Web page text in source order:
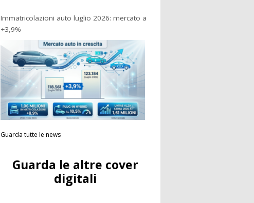
Immatricolazioni auto luglio 2026: mercato a
+3,9%
Guarda tutte le news
Guarda le altre cover
digitali